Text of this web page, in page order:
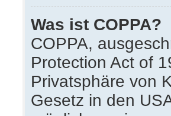
Was ist COPPA?
COPPA,
Protection Act of
Privatsphäre von
Gesetz in den